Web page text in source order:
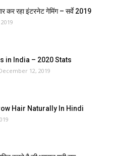
कर रहा इंटरनेट गेमिंग – सर्वे 2019
in India – 2020 Stats
12, 2019
Hair Naturally In Hindi